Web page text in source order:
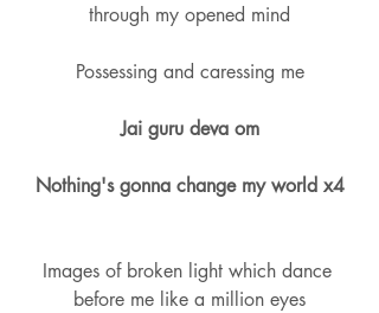
through my opened mind
Possessing and caressing me
Jai guru deva om
Nothing's gonna change my world x4
Images of broken light which dance
before me like a million eyes